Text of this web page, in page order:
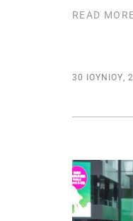
READ
30 ΙΟΥΝΊΟΥ,